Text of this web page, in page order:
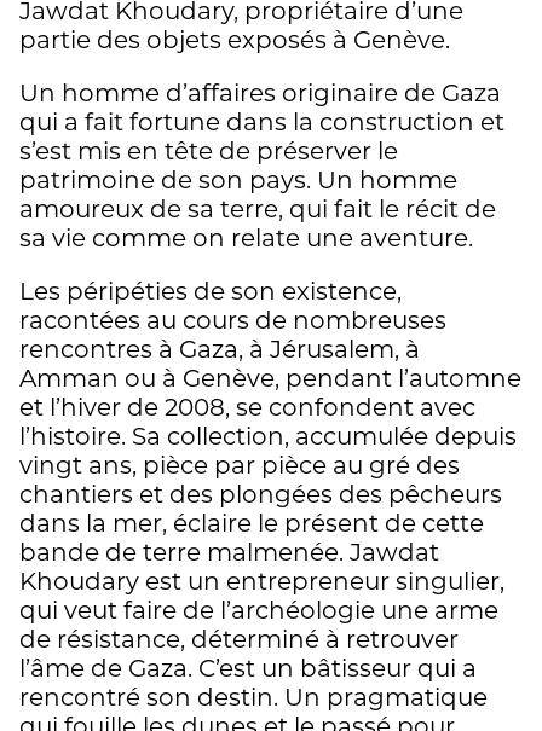
Jawdat Khoudary, propriétaire d’une
partie des objets exposés à Genève.
Un homme d’affaires originaire de Gaza
qui a fait fortune dans la construction et
s’est mis en tête de préserver le
patrimoine de son pays. Un homme
amoureux de sa terre, qui fait le récit de
sa vie comme on relate une aventure.
Les péripéties de son existence,
racontées au cours de nombreuses
rencontres à Gaza, à Jérusalem, à
Amman ou à Genève, pendant l’automne
et l’hiver de 2008, se confondent avec
l’histoire. Sa collection, accumulée depuis
vingt ans, pièce par pièce au gré des
chantiers et des plongées des pêcheurs
dans la mer, éclaire le présent de cette
bande de terre malmenée. Jawdat
Khoudary est un entrepreneur singulier,
qui veut faire de l’archéologie une arme
de résistance, déterminé à retrouver
l’âme de Gaza. C’est un bâtisseur qui a
rencontré son destin. Un pragmatique